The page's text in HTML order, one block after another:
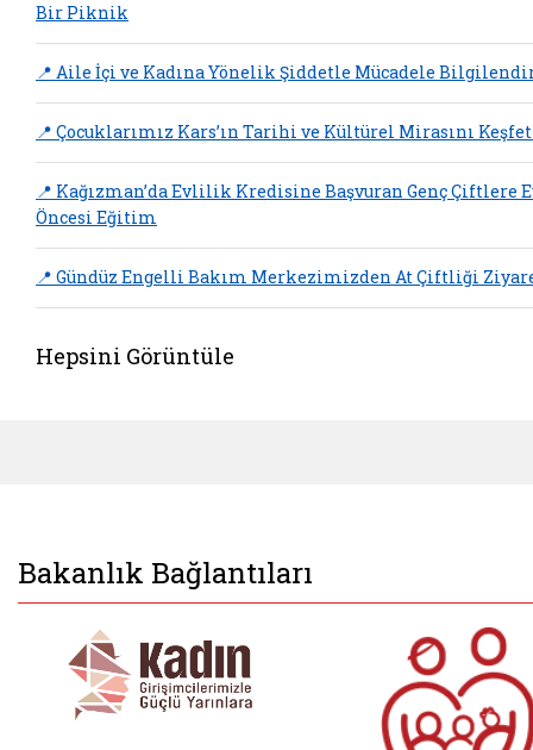
Bir Piknik
📍 Aile İçi ve Kadına Yönelik Şiddetle Mücadele
📍 Çocuklarımız Kars’ın Tarihi ve Kültürel Mirasını
📍 Kağızman’da Evlilik Kredisine Başvuran Genç Çiftlere
Öncesi Eğitim
📍 Gündüz Engelli Bakım Merkezimizden At Çiftliği
Hepsini Görüntüle
Bakanlık Bağlantıları